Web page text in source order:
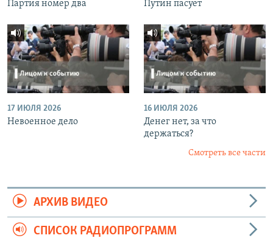
Партия номер два Путин пасует
17 ИЮЛЯ 2026
Невоенное дело
16 ИЮЛЯ 2026
Денег нет, за что
держаться?
Смотреть все части
АРХИВ ВИДЕО
СПИСОК РАДИОПРОГРАММ